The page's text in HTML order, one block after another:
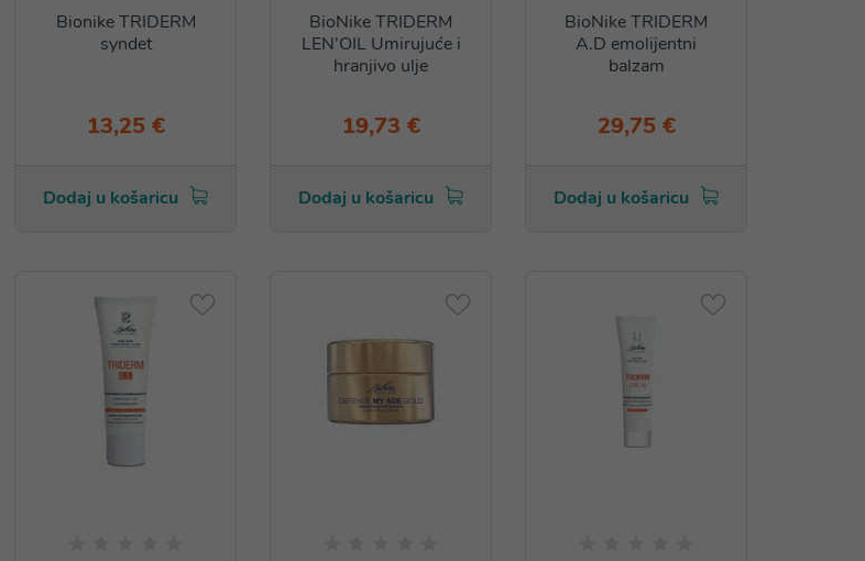
Bionike TRIDERM
syndet
13,25 €
Dodaj u košaricu
BioNike TRIDERM
LEN'OIL Umirujuće i
hranjivo ulje
19,73 €
Dodaj u košaricu
BioNike TRIDERM
A.D emolijentni
balzam
29,75 €
Dodaj u košaricu